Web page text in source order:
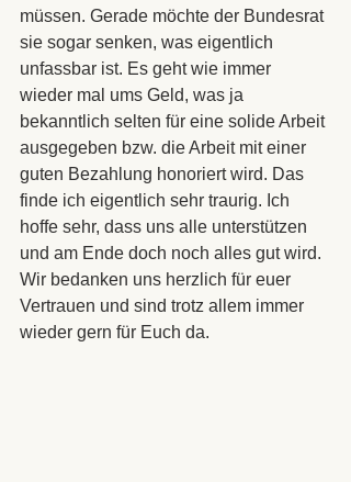
müssen. Gerade möchte der Bundesrat
sie sogar senken, was eigentlich
unfassbar ist. Es geht wie immer
wieder mal ums Geld, was ja
bekanntlich selten für eine solide Arbeit
ausgegeben bzw. die Arbeit mit einer
guten Bezahlung honoriert wird. Das
finde ich eigentlich sehr traurig. Ich
hoffe sehr, dass uns alle unterstützen
und am Ende doch noch alles gut wird.
Wir bedanken uns herzlich für euer
Vertrauen und sind trotz allem immer
wieder gern für Euch da.